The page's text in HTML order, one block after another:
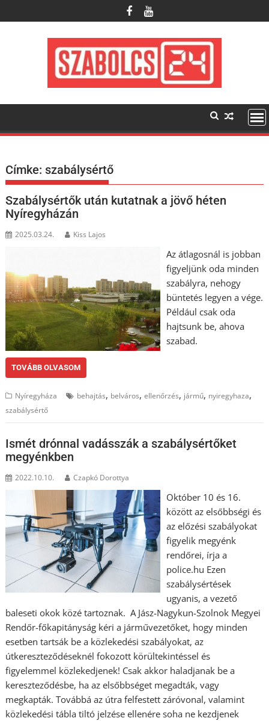
to
Címke:szabálysértő
Szabálysértők után kutatnak a jövő héten
Nyíregyházán
2025.03.24. Kiss Lajos
Az átlagosnál is jobban
figyeljünk oda minden
szabályra, nehogy
büntetés legyen a vége.
Például csak oda
hajtsunk be, ahova
szabad.
TOVÁBB OLVASOM
Nyíregyháza behajtás, belváros,ellenőrzés, jármű, nyiregyhaza,
szabálysértő
Ismét drónnal vadásszák a szabálysértőket
megyénkben
2022.10.10. Czapkó Dorottya
Október 10 és 16.
között az elsőbbségi és
az előzési szabályokat
figyelik megyénk
rendőrei, írja a
police.hu Ezen
szabálysértések
ugyanis, a vezető
baleseti okok közé tartoznak. A Jász-Nagykun-Szolnok Megyei
Rendőr-főkapitányság kéri a járművezetőket, hogy minden
esetben tartsák be a közlekedési szabályokat, az
útkereszteződéseknél fokozott körültekintéssel és
figyelemmel közlekedjenek! Csak akkor haladjanak be a
kereszteződésbe, ha az elsőbbséget megadták, vagy
megkapták. Továbbá az útra felfestett záróvonal, valamint
közlekedési tábla tiltó jelzése ellenére soha ne kezdjenek